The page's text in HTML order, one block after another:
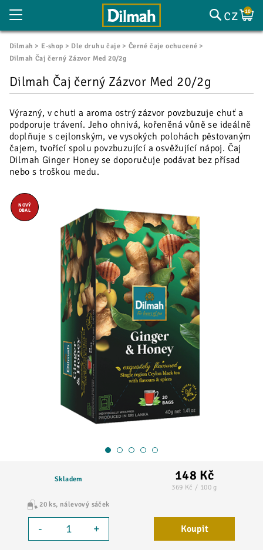
cz 10
Dilmah E-shop Dle druhu čaje
Černé čaje ochucené
Dilmah Čaj černý Zázvor Med 20/2g
Dilmah Čaj černý Zázvor Med 20/2g
Výrazný, v chuti a aroma ostrý zázvor povzbuzuje chuť a
podporuje trávení. Jeho ohnivá, kořeněná vůně se ideálně
doplňuje s cejlonským, ve vysokých polohách pěstovaným
čajem, tvořící spolu povzbuzující a osvěžující nápoj. Čaj
Dilmah Ginger Honey se doporučuje podávat bez přísad
nebo s troškou medu.
NOVÝ
OBAL
1 2 3 4 5
148 Kč
369 Kč / 100 g
20 ks nálevový sáček
Skladem
- + Koupit